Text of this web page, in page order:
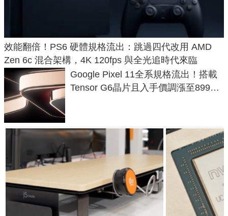
效能翻倍！PS6 硬體規格流出：跳過四代改用 AMD
Zen 6c 混合架構，4K 120fps 與全光追時代來臨
Google Pixel 11全系規格流出！搭載
Tensor G6晶片且入手價調漲至899美